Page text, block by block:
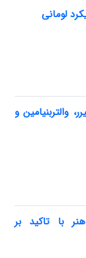
لومانی
والتربنیامین و
با تاکید بر